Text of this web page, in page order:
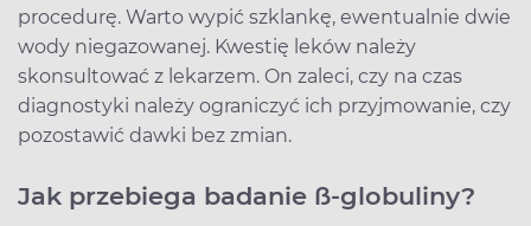
procedurę. Warto wypić szklankę, ewentualnie dwie
wody niegazowanej. Kwestię leków należy
skonsultować z lekarzem. On zaleci, czy na czas
diagnostyki należy ograniczyć ich przyjmowanie, czy
pozostawić dawki bez zmian.
Jak przebiega badanie ß-globuliny?